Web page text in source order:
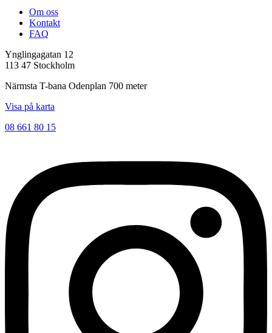
Om oss
Kontakt
FAQ
Ynglingagatan 12
113 47 Stockholm
Närmsta T-bana Odenplan 700 meter
Visa på karta
08 661 80 15